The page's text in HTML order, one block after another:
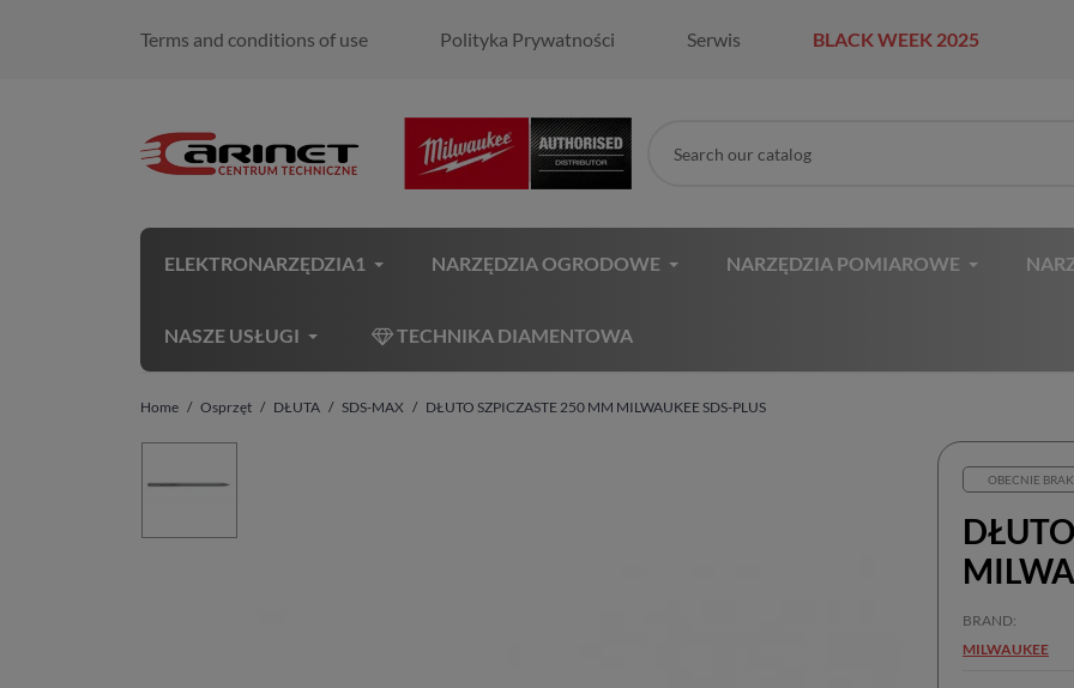
Terms and conditions of use Polityka Prywatności Serwis BLACK WEEK 2025
ELEKTRONARZĘDZIA1 NARZĘDZIA OGRODOWE NARZĘDZIA POMIAROWE
NASZE USŁUGI TECHNIKA DIAMENTOWA
Home Osprzęt DŁUTA SDS-MAX DŁUTO SZPICZASTE 250 MM MILWAUKEE SDS-PLUS
OBECNIE
BRAND
MILWAUKEE